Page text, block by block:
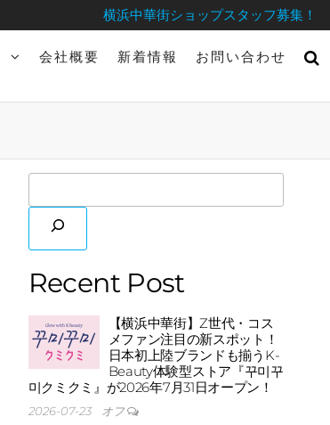
横浜中華街ショップスタッフ募集！
会社概要 新着情報 お問い合わせ
Recent Post
【横浜中華街】Z世代・コス
メファン注目の新スポット！
日本初上陸ブランドも揃うK-
Beauty体験型ストア『꾸미꾸
미クミクミ』が2026年7月31日オープン！
2026-07-23 オフ